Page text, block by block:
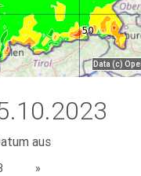
aus
»